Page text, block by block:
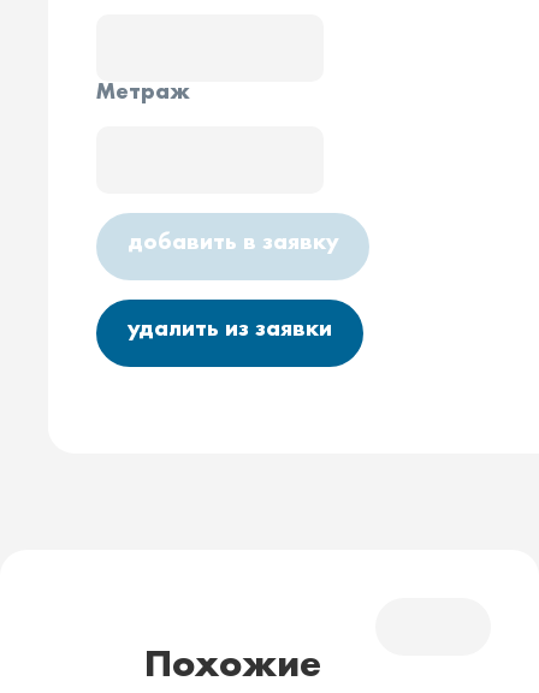
Метраж
добавить в заявку
удалить из заявки
Похожие